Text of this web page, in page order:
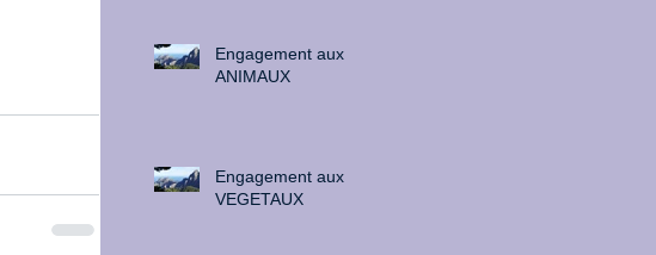
Engagement aux
ANIMAUX
Engagement aux
VEGETAUX